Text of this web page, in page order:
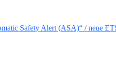
Safety Alert (ASA)“ / neue